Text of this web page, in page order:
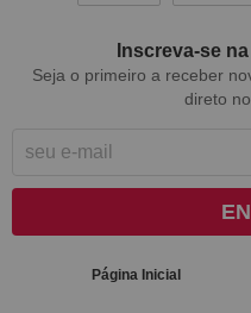
Inscreva-se
Seja o primeiro a receber
direto
Página Inicial